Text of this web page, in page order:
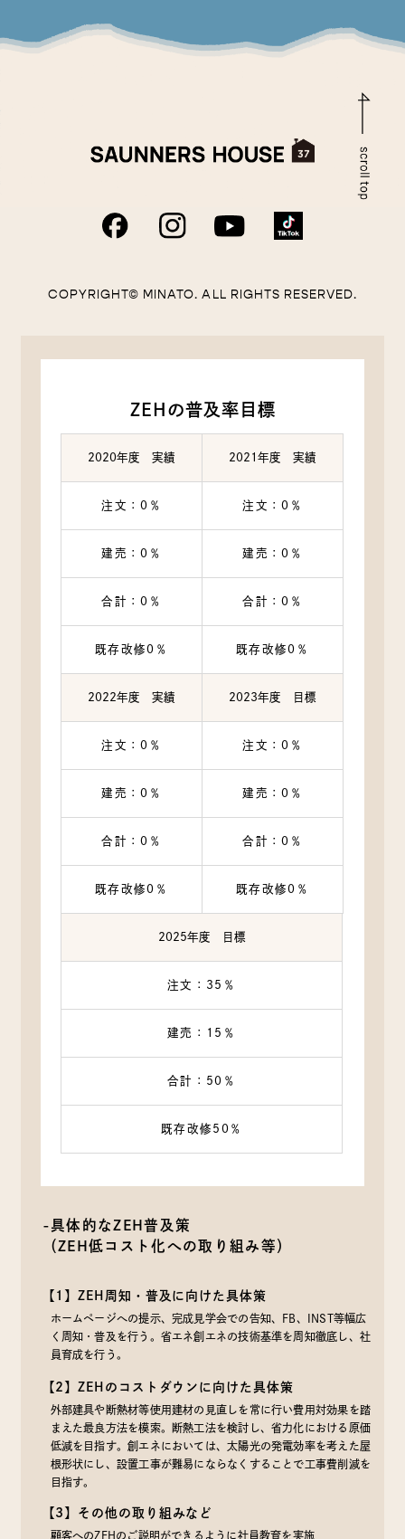
COPYRIGHT© MINATO. ALL RIGHTS RESERVED.
ZEHの普及率目標
2020年度 実績 2021年度 実績
注文：0％ 注文：0％
建売：0％ 建売：0％
合計：0％ 合計：0％
既存改修0％ 既存改修0％
2022年度 実績 2023年度 目標
注文：0％ 注文：0％
建売：0％ 建売：0％
合計：0％ 合計：0％
既存改修0％ 既存改修0％
2025年度 目標
注文：35％
建売：15％
合計：50％
既存改修50％
-具体的なZEH普及策
（ZEH低コスト化への取り組み等）
【1】ZEH周知・普及に向けた具体策
ホームページへの提示、完成見学会での告知、FB、INST等幅広
く周知・普及を行う。省エネ創エネの技術基準を周知徹底し、社
員育成を行う。
【2】ZEHのコストダウンに向けた具体策
外部建具や断熱材等使用建材の見直しを常に行い費用対効果を踏
まえた最良方法を模索。断熱工法を検討し、省力化における原価
低減を目指す。創エネにおいては、太陽光の発電効率を考えた屋
根形状にし、設置工事が難易にならなくすることで工事費削減を
目指す。
【3】その他の取り組みなど
顧客へのZEHのご説明ができるように社員教育を実施